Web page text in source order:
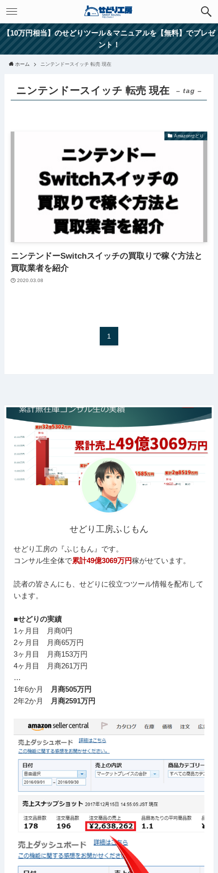
【10万円相当】のせどりツール＆マニュアルを【無料】でプレゼ
ント！
ホーム ニンテンドースイッチ 転売 現在
ニンテンドースイッチ 転売 現在 – tag –
Amazonせどり
ニンテンドーSwitchスイッチの買取りで稼ぐ方法と
買取業者を紹介
2020.03.08
1
せどり工房ふじもん
せどり工房の『ふじもん』です。
コンサル生全体で累計49億3069万円稼がせています。
読者の皆さんにも、せどりに役立つツール情報を配布して
います。
■せどりの実績
1ヶ月目 月商0円
2ヶ月目 月商65万円
3ヶ月目 月商153万円
4ヶ月目 月商261万円
…
1年6か月
月商505万円
2年2か月
月商2591万円